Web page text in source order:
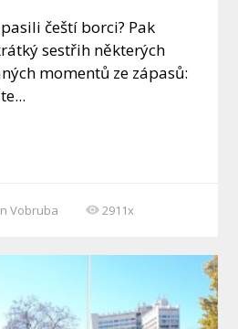
čeští borci? Pak
sestřih některých
momentů ze zápasů:
Vobruba 2911x